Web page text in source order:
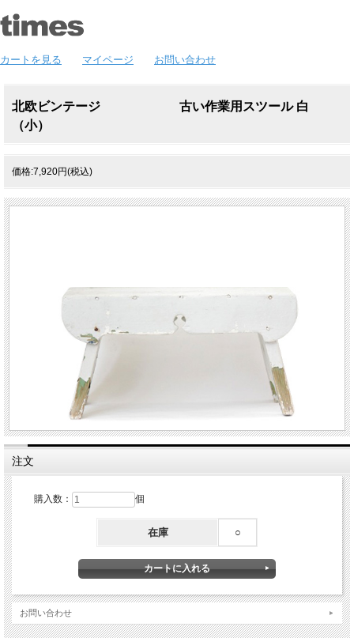
カートを見る マイページ お問い合わせ
北欧ビンテージ 古い作業用スツール 白
（小）
価格:7,920円(税込)
注文
購入数： 個
在庫 ○
お問い合わせ